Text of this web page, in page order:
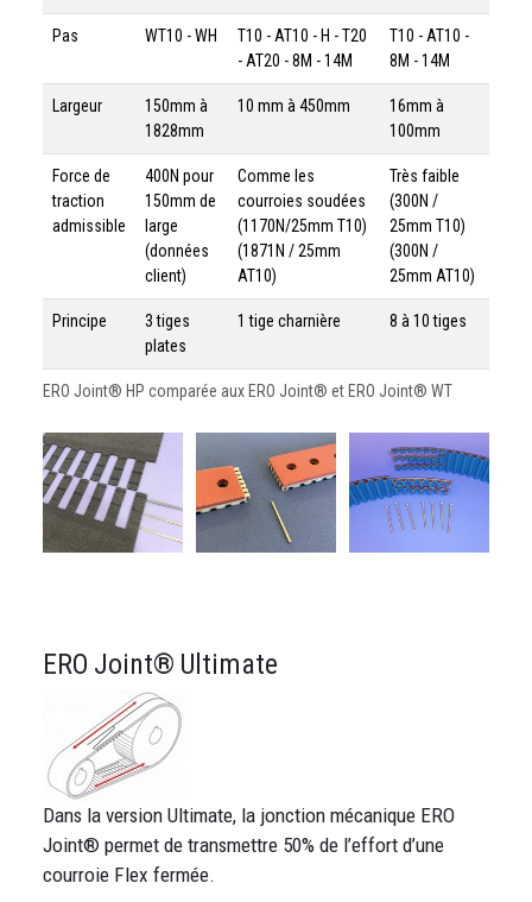
ERO Joint® HP comparée aux ERO Joint® et ERO Joint® WT
Pas WT10 - WH
T10 - AT10 - H - T20
- AT20 - 8M - 14M
T10 - AT10 -
8M - 14M
Largeur
150mm à
1828mm
10 mm à 450mm
16mm à
100mm
Force de
traction
admissible
400N pour
150mm de
large
(données
client)
Comme les
courroies soudées
(1170N/25mm T10)
(1871N / 25mm
AT10)
Très faible
(300N /
25mm T10)
(300N /
25mm AT10)
Principe
3 tiges
plates
1 tige charnière 8 à 10 tiges
ERO Joint® Ultimate
Dans la version Ultimate, la jonction mécanique ERO
Joint® permet de transmettre 50% de l’effort d’une
courroie Flex fermée.